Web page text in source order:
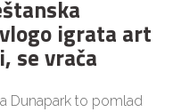
igrata art
se vrača
Dunapark to pomlad